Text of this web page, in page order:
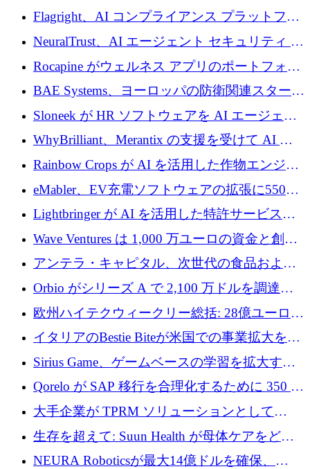
ズ スタートアップの Conduct に 6,000 万ドル
を調達
Flagright、AI コンプライアンス プラットフォ
ームを拡張するためにシリーズ A で 1,250 万
ドルを確保
NeuralTrust、AI エージェント セキュリティ プ
ラットフォームの拡張に 2,000 万ドルを調達
Rocapine がウェルネス アプリのポートフォリ
オを拡大するためにシリーズ A で 1,300 万ド
ルを調達
BAE Systems、ヨーロッパの防衛関連スタート
アップの規模拡大を支援するために 5,000 万
ユーロの支援を開始
Sloneek が HR ソフトウェアを AI エージェン
トに変えるために 600 万ドルを調達
WhyBrilliant、Merantix の支援を受けて AI 求
人マッチングを拡大するために 100 万ユーロ
Rainbow Crops が AI を活用した作物エンジニ
アリングを拡張するために 970 万ユーロを調
eMabler、EV充電ソフトウェアの拡張に550万
ユーロを確保
Lightbringer が AI を活用した特許サービスを
拡大するために 1,000 万ドルを調達
Wave Ventures は 1,000 万ユーロの資金と創設
者補助金で 10 周年を迎える
アンテラ・キャピタル、次世代の食品および
アグリテクノロジーのイノベーションを支援
するファンド III の初回クローズ額が 1 億ドル
に到達
Orbio がシリーズ A で 2,100 万ドルを調達、
AI 労働力管理を世界の最前線の労働者に提供
欧州ハイテクウィークリー総括: 28億ユーロの
取引と5月のハイライト
イタリアのBestie Biteが米国での事業拡大を加
速するために150万ユーロを調達
Sirius Game、ゲームベースの学習を拡大する
ために 130 万ユーロの資金調達を完了
Qorelo が SAP 移行を合理化するために 350 万
ドルを調達
大手企業が TPRM ソリューションとして
Vanta を選択する理由
生存を超えて: Suun Health が母体ケアをどの
ように再考しているか
NEURA Roboticsが最大14億ドルを確保、